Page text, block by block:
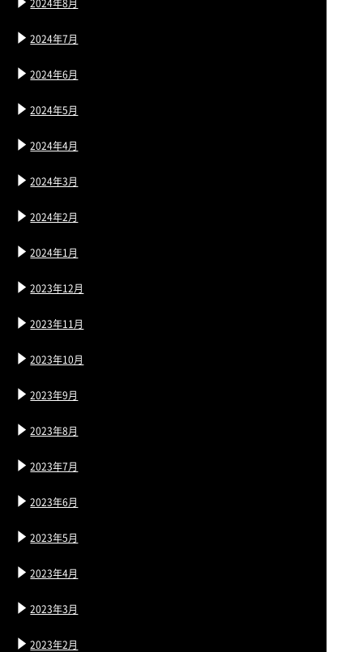
2024年7月
2024年6月
2024年5月
2024年4月
2024年3月
2024年2月
2024年1月
2023年12月
2023年11月
2023年10月
2023年9月
2023年8月
2023年7月
2023年6月
2023年5月
2023年4月
2023年3月
2023年2月